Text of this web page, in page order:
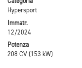
Categoria
Hypersport
Immatr.
12/2024
Potenza
208 CV (153 kW)